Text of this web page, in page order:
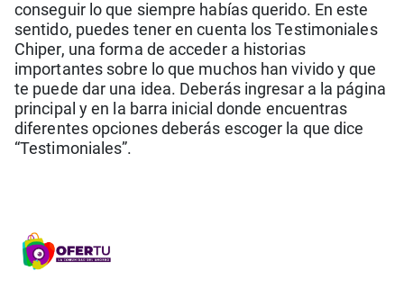
conseguir lo que siempre habías querido. En este
sentido, puedes tener en cuenta los Testimoniales
Chiper, una forma de acceder a historias
importantes sobre lo que muchos han vivido y que
te puede dar una idea. Deberás ingresar a la página
principal y en la barra inicial donde encuentras
diferentes opciones deberás escoger la que dice
“Testimoniales”.